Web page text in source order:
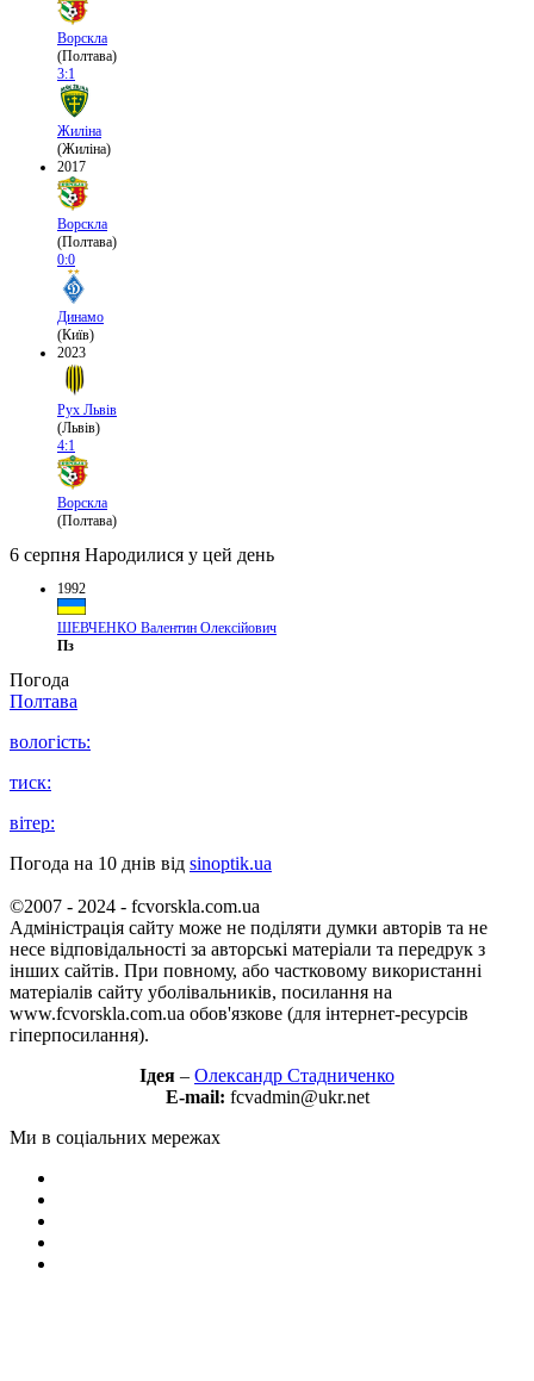
Ворскла
(Полтава)
3:1
Жиліна
(Жиліна)
2017
Ворскла
(Полтава)
0:0
Динамо
(Київ)
2023
Рух Львів
(Львів)
4:1
Ворскла
(Полтава)
6 серпня Народилися у цей день
1992
ШЕВЧЕНКО Валентин Олексійович
Пз
Погода
Полтава
вологість:
тиск:
вітер:
Погода на 10 днів від sinoptik.ua
©2007 - 2024 - fcvorskla.com.ua
Адміністрація сайту може не поділяти думки авторів та не
несе відповідальності за авторські матеріали та передрук з
інших сайтів. При повному, або частковому використанні
матеріалів сайту уболівальників, посилання на
www.fcvorskla.com.ua обов'язкове (для інтернет-ресурсів
гіперпосилання).
Ідея – Олександр Стадниченко
E-mail: fcvadmin@ukr.net
Ми в соціальних мережах